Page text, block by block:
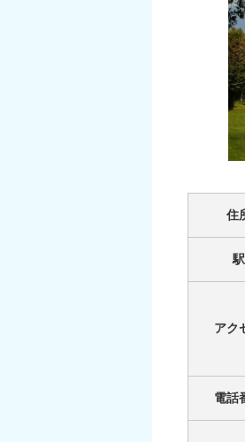
住
駅
アク
電話